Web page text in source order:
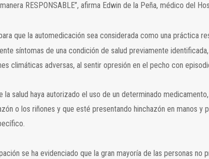
RESPONSABLE”, afirma Edwin de la Peña, médico del
que la automedicación sea considerada como una práctica
síntomas de una condición de salud previamente
climáticas adversas, al sentir opresión en el pecho con
la salud haya autorizado el uso de un determinado
o los riñones y que esté presentando hinchazón en manos
se ha evidenciado que la gran mayoría de las personas